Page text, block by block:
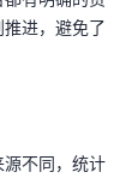
进，避免了
不同，统计